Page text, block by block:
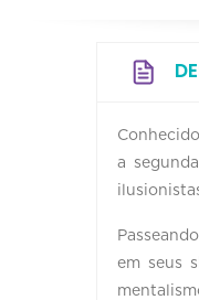
a
em seus